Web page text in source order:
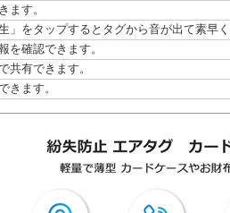
ます。
」をタップするとタグから音が出て素早
を確認できます。
共有できます。
きます。